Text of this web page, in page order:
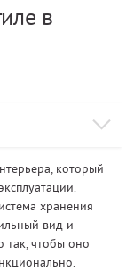
в
который
хранения
вид и
так, чтобы оно